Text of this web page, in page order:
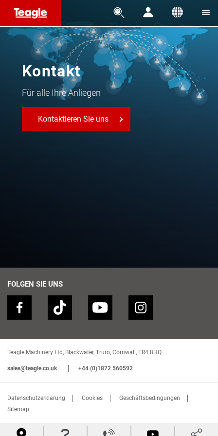
   
Kontakt
Für alle Ihre Anliegen
Kontaktieren Sie uns
FOLGEN SIE UNS
Teagle Machinery Ltd, Blackwater, Truro, Cornwall, TR4 8HQ
sales@teagle.co.uk +44 (0)1872 560592
Datenschutzerklärung Cookies
Geschäftsbedingungen
Sitemap